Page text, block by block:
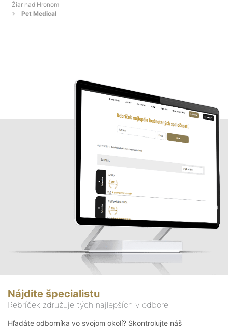
Žiar nad Hronom
Pet Medical
Nájdite špecialistu
Rebríček združuje tých najlepších v odbore
Hľadáte odborníka vo svojom okolí? Skontrolujte náš